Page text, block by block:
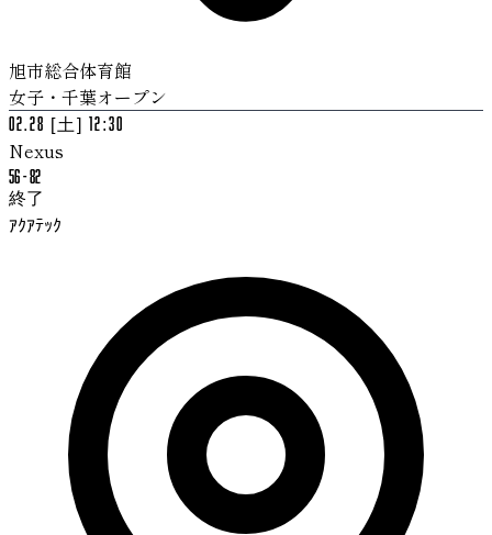
旭市総合体育館
女子・千葉オープン
02.28 [土] 12:30
Nexus
56-82
終了
ｱｸｱﾃｯｸ